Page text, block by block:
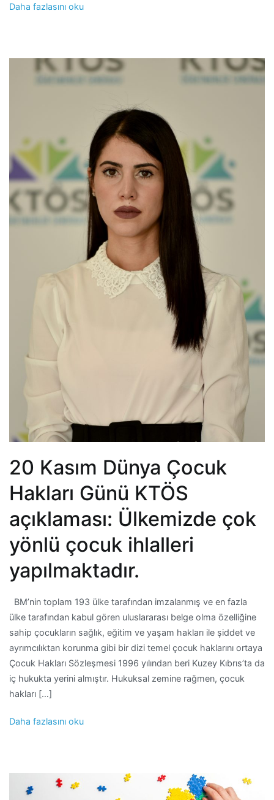
Daha fazlasını oku
20 Kasım Dünya Çocuk
Hakları Günü KTÖS
açıklaması: Ülkemizde çok
yönlü çocuk ihlalleri
yapılmaktadır.
BM’nin toplam 193 ülke tarafından imzalanmış ve en fazla
ülke tarafından kabul gören uluslararası belge olma özelliğine
sahip çocukların sağlık, eğitim ve yaşam hakları ile şiddet ve
ayrımcılıktan korunma gibi bir dizi temel çocuk haklarını ortaya
Çocuk Hakları Sözleşmesi 1996 yılından beri Kuzey Kıbrıs’ta da
iç hukukta yerini almıştır. Hukuksal zemine rağmen, çocuk
hakları […]
Daha fazlasını oku